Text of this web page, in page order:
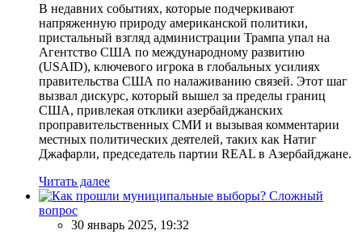
В недавних событиях, которые подчеркивают
напряженную природу американской политики,
пристальный взгляд администрации Трампа упал на
Агентство США по международному развитию
(USAID), ключевого игрока в глобальных усилиях
правительства США по налаживанию связей. Этот шаг
вызвал дискурс, который вышел за пределы границ
США, привлекая отклики азербайджанских
проправительственных СМИ и вызывая комментарии
местных политических деятелей, таких как Натиг
Джафарли, председатель партии REAL в Азербайджане.
Читать далее
Сложный
вопрос
30 январь 2025, 19:32